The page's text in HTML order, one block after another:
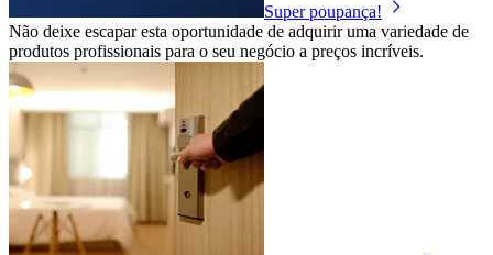
Super poupança!
Não deixe escapar esta oportunidade de adquirir uma variedade de
produtos profissionais para o seu negócio a preços incríveis.